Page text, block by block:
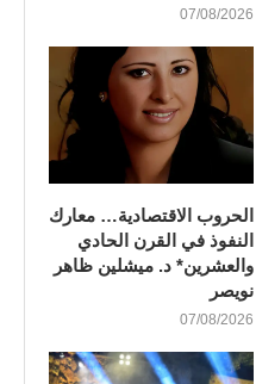
07/08/2026
الحروب الاقتصادية… معارك
النفوذ في القرن الحادي
والعشرين* د. ميشلين ظاهر
نويصر
07/08/2026